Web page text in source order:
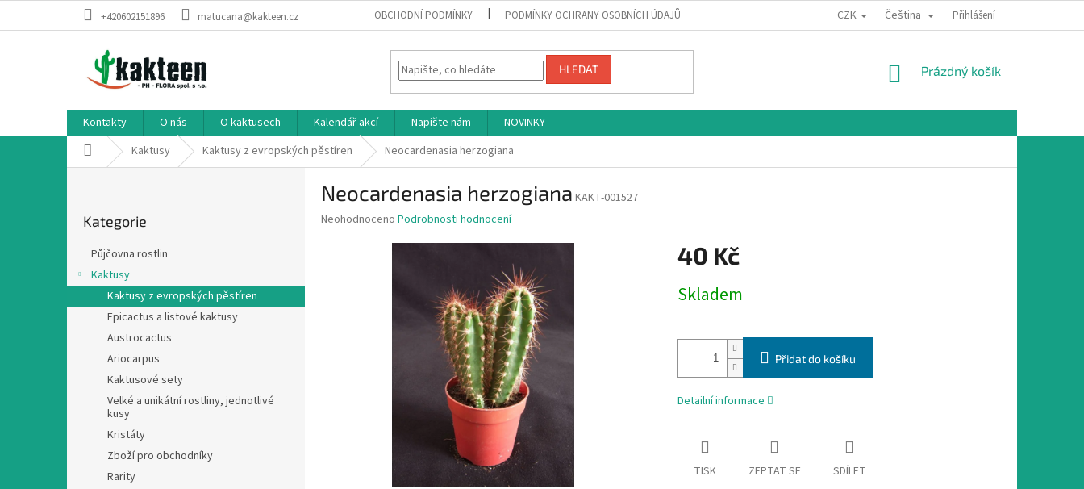
+420602151896 matucana@kakteen.cz OBCHODNÍ PODMÍNKY PODMÍNKY OCHRANY OSOBNÍCH ÚDAJŮ CZK Čeština Přihlášení
HLEDAT
NÁKUPNÍ
Prázdný košík
Kontakty O nás O kaktusech Kalendář akcí Napište nám
NOVINKY
Domů Kaktusy Kaktusy z evropských pěstíren Neocardenasia herzogiana
n
kategorie
Kategorie
Půjčovna rostlin
Kaktusy
Kaktusy z evropských pěstíren
Epicactus a listové kaktusy
Austrocactus
Ariocarpus
Kaktusové sety
Velké a unikátní rostliny, jednotlivé
kusy
Kristáty
Zboží pro obchodníky
Rarity
Neocardenasia herzogiana KAKT-001527
Průměrné
Neohodnoceno Podrobnosti hodnocení
40 Kč
cena:
Skladem
Přidat do košíku
Detailní informace
TISK ZEPTAT SE SDÍLET